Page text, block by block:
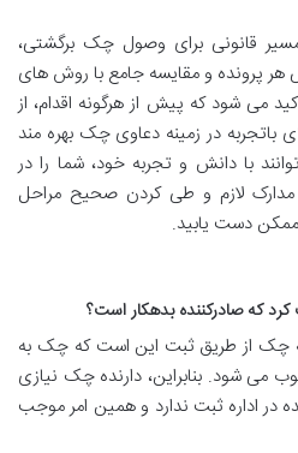
قانونی برای وصول چک برگشتی،
هر پرونده و مقایسه جامع با روش های
می شود که پیش از هرگونه اقدام، از
در زمینه دعاوی چک بهره مند
با دانش و تجربه خود، شما را در
مدارک لازم و طی کردن صحیح مراحل
ممکن دست یابید.
کرد که صادرکننده بدهکار است؟
چک از طریق ثبت این است که چک به
می شود. بنابراین، دارنده چک نیازی
در اداره ثبت ندارد و همین امر موجب